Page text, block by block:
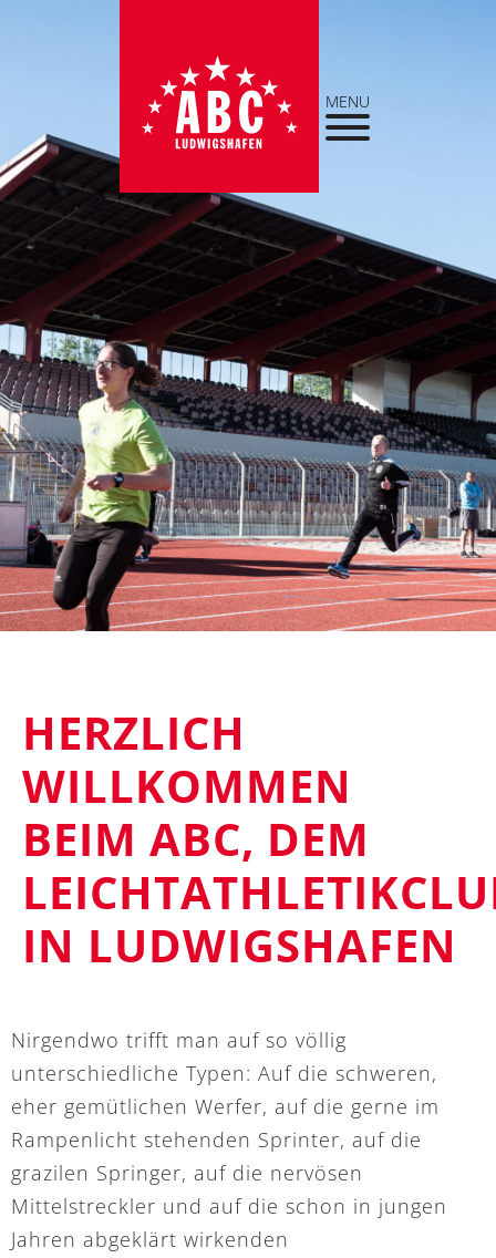
HERZLICH
WILLKOMMEN
BEIM ABC, DEM
IN LUDWIGSHAFEN
Nirgendwo trifft man auf so völlig
unterschiedliche Typen: Auf die schweren,
eher gemütlichen Werfer, auf die gerne im
Rampenlicht stehenden Sprinter, auf die
grazilen Springer, auf die nervösen
Mittelstreckler und auf die schon in jungen
Jahren abgeklärt wirkenden